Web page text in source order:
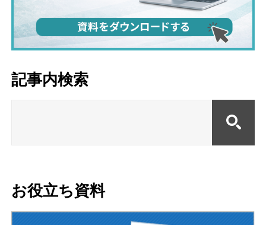
記事内検索
お役立ち資料